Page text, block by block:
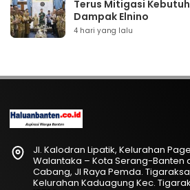
Terus Mitigasi
Dampak Elnino
4 hari yang lalu
Jl. Kalodran Lipatik, Kelurahan
Walantaka – Kota Serang-Banten
Cabang, Jl Raya Pemda.
Kelurahan Kaduagung Kec.